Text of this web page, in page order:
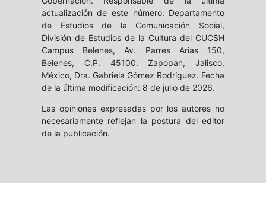
actualización de este número: Departamento
de Estudios de la Comunicación Social,
División de Estudios de la Cultura del CUCSH
Campus Belenes, Av. Parres Arias 150,
Belenes, C.P. 45100. Zapopan, Jalisco,
México, Dra. Gabriela Gómez Rodríguez. Fecha
de la última modificación: 8 de julio de 2026.
Las opiniones expresadas por los autores no
necesariamente reflejan la postura del editor
de la publicación.